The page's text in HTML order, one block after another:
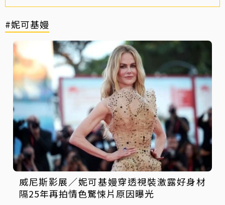
#妮可基嫚
威尼斯影展／妮可基嫚穿透視裝激露好身材
隔25年再拍情色驚悚片原因曝光